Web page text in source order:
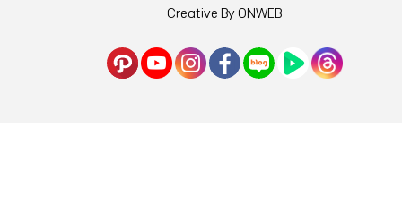
Creative By ONWEB